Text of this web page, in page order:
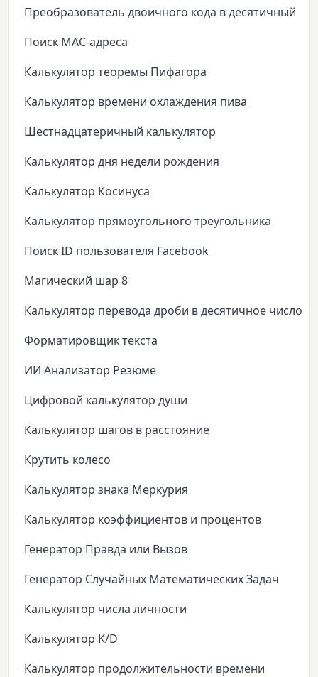
Преобразователь двоичного кода в десятичный
Поиск MAC-адреса
Калькулятор теоремы Пифагора
Калькулятор времени охлаждения пива
Шестнадцатеричный калькулятор
Калькулятор дня недели рождения
Калькулятор Косинуса
Калькулятор прямоугольного треугольника
Поиск ID пользователя Facebook
Магический шар 8
Калькулятор перевода дроби в десятичное число
Форматировщик текста
ИИ Анализатор Резюме
Цифровой калькулятор души
Калькулятор шагов в расстояние
Крутить колесо
Калькулятор знака Меркурия
Калькулятор коэффициентов и процентов
Генератор Правда или Вызов
Генератор Случайных Математических Задач
Калькулятор числа личности
Калькулятор K/D
Калькулятор продолжительности времени